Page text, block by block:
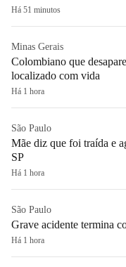
Há 51 minutos
Minas Gerais
Colombiano que
localizado com vida
Há 1 hora
São Paulo
Mãe diz que foi traída e
SP
Há 1 hora
São Paulo
Grave acidente termina
Há 1 hora